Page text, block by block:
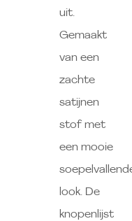
uit.
Gemaakt
van een
zachte
satijnen
stof met
een mooie
look. De
knopenlijst